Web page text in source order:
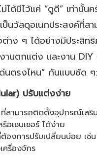
ได้มีไว้แค่ “ดูดี” เท่านั้น
นวัสดุอเนกประสงค์ที่สา
ต่าง ๆ ได้อย่างมีประสิท
านตกแต่ง และงาน
ด่นตรงไหน” กันแบบชัด ๆ:
ปรับแต่งง่าย
สามารถติดตั้งอุปกรณ์เสริ
อเซนเซอร์ ได้ง่าย
องการปรับเปลี่ยนบ่อย เช่น
ครื่องจักร